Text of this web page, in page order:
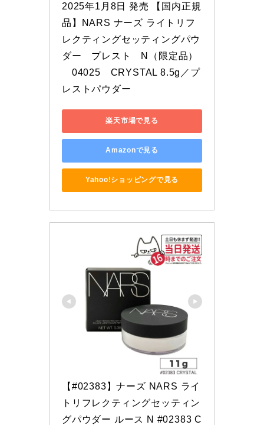
2025年1月8日 発売 【国内正規
品】NARS ナーズ ライトリフ
レクティングセッティングパウ
ダー　プレスト　N（限定品）
04025　CRYSTAL 8.5g／プ
レストパウダー
楽天市場で見る
Amazonで見る
Yahoo!ショッピングで見る
【#02383】ナーズ NARS ライ
トリフレクティングセッティン
グパウダー ルース N #02383 C